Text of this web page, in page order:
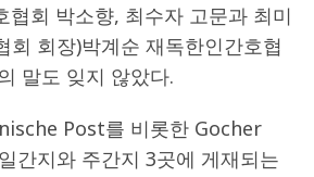
협회 박소향, 최수자 고문과 최미
회 회장)박계순 재독한인간호협
말도 잊지 않았다.
Post를 비롯한 Gocher
간지와 주간지 3곳에 게재되는